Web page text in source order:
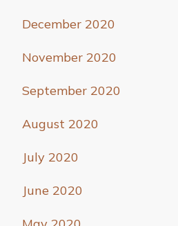
December 2020
November 2020
September 2020
August 2020
July 2020
June 2020